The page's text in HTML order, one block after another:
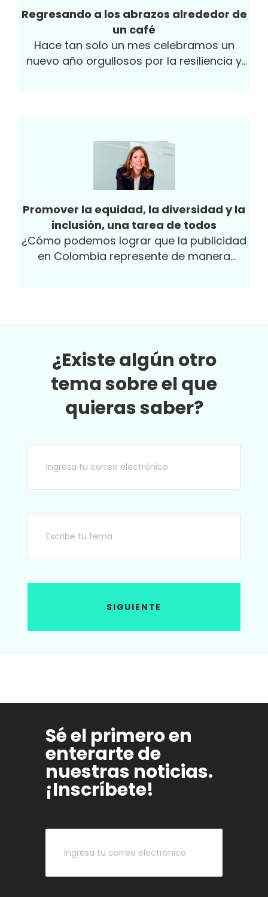
Regresando a los abrazos alrededor de
un café
Hace tan solo un mes celebramos un
nuevo año orgullosos por la resiliencia y
Promover la equidad, la diversidad y la
inclusión, una tarea de todos
¿Cómo podemos lograr que la publicidad
en Colombia represente de manera
¿Existe algún otro
tema sobre el que
quieras saber?
SIGUIENTE
Sé el primero en
enterarte de
nuestras noticias.
¡Inscríbete!